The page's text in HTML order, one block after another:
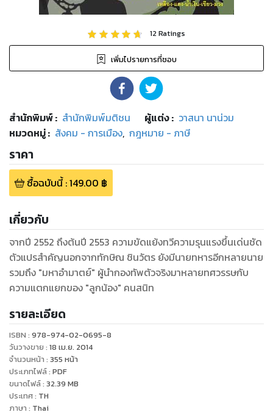
12Ratings
เพิ่มไปรายการที่ชอบ
สำนักพิมพ์: สำนักพิมพ์มติชน ผู้แต่ง : วาสนา นาน่วม
หมวดหมู่: สังคม - การเมือง, กฎหมาย - ภาษี
ราคา
ซื้อฉบับนี้:149.00 ฿
เกี่ยวกับ
จากปี 2552 ถึงต้นปี 2553 ความขัดแย้งทวีความรุนแรงขึ้นเด่นชัด
ตัวแปรสำคัญนอกจากทักษิณ ชินวัตร ยังมีนายทหารอีกหลายนาย
รวมถึง "มหาอำมาตย์" ผู้นำกองทัพตัวจริงมาหลายทศวรรษกับ
ความแตกแยกของ "ลูกน้อง" คนสนิท
รายละเอียด
ISBN : 978-974-02-0695-8
วันวางขาย : 18 เม.ย. 2014
จำนวนหน้า : 355 หน้า
ประเภทไฟล์: PDF
ขนาดไฟล์: 32.39 MB
ประเทศ: TH
ภาษา : Thai